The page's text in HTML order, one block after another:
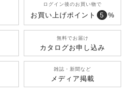
ログイン後のお買い物で
お買い上げポイント 5 %
無料でお届け
カタログお申し込み
雑誌・新聞など
メディア掲載